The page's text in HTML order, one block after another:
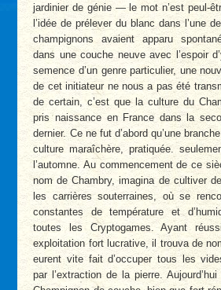
jardinier de génie — le mot n’est peul-
l’idée de prélever du blanc dans l’une
champignons avaient apparu
dans une couche neuve avec l’espoir
semence d’un genre particulier, une
de cet initiateur ne nous a pas été
de certain, c’est que la culture du
pris naissance en France dans la
dernier. Ce ne fut d’abord qu’une
culture maraîchère, pratiquée.
l’automne. Au commencement de ce
nom de Chambry, imagina de cultiver
les carrières souterraines, où se
constantes de température et
toutes les Cryptogames. Ayant
exploitation fort lucrative, il trouva de
eurent vite fait d’occuper tous les
par l’extraction de la pierre.